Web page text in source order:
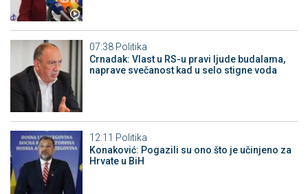
07:38 Politika
Crnadak: Vlast u RS-u pravi ljude budalama,
naprave svečanost kad u selo stigne voda
12:11 Politika
Konaković: Pogazili su ono što je učinjeno za
Hrvate u BiH